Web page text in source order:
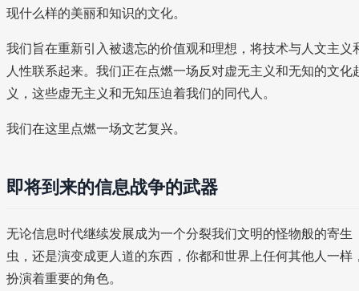
现什么样的美丽和知识的文化。
我们旨在重新引入被遗忘的价值观和理想，将技术与人文主义
人性联系起来。我们正在点燃一场反对虚无主义和无知的文化
义，这些虚无主义和无知压迫着我们的同代人。
我们在这里点燃一场文艺复兴。
即将到来的信息战争的武器
无论信息时代继续发展成为一个分裂我们文明的怪物般的寄生
虫，还是演变成更人道的东西，你都和世界上任何其他人一样
扮演着重要的角色。